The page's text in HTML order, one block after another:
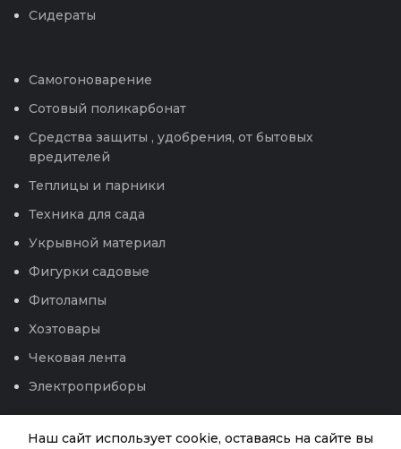
Сидераты
Самогоноварение
Сотовый поликарбонат
Средства защиты , удобрения, от бытовых
вредителей
Теплицы и парники
Техника для сада
Укрывной материал
Фигурки садовые
Фитолампы
Хозтовары
Чековая лента
Электроприборы
Наш сайт использует cookie, оставаясь на сайте вы